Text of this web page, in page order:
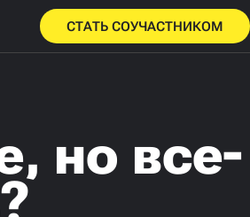
СТАТЬ СОУЧАСТНИКОМ
но все-